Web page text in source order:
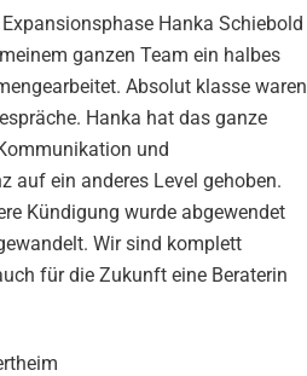
Hanka Schiebold
ganzen Team ein halbes
Absolut klasse waren
Hanka hat das ganze
und
auf ein anderes Level gehoben.
Kündigung wurde abgewendet
Wir sind komplett
für die Zukunft eine Beraterin